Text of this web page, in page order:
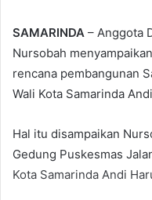
SAMARINDA – Anggota
Nursobah
rencana pembangunan
Wali Kota Samarinda
Hal itu disampaikan
Gedung Puskesmas
Kota Samarinda Andi